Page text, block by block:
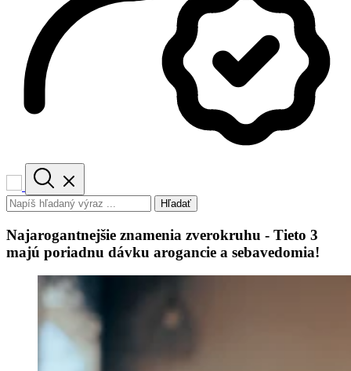
Hľadať
Najarogantnejšie znamenia zverokruhu - Tieto 3
majú poriadnu dávku arogancie a sebavedomia!